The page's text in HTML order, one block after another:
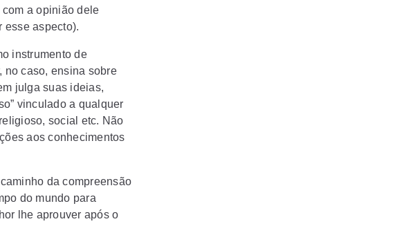
com a opinião dele
esse aspecto).
instrumento de
no caso, ensina sobre
julga suas ideias,
vinculado a qualquer
social etc. Não
aos conhecimentos
da compreensão
do mundo para
lhe aprouver após o